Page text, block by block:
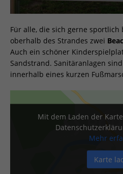
Für alle, die sich gerne
oberhalb des Strandes zwei
Auch ein schöner
Sandstrand. Sanitäranlagen
innerhalb eines kurzen
Mit dem Laden der
Mehr
Karte